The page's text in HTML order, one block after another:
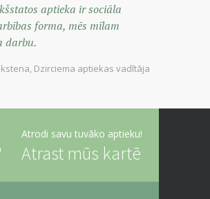
aptieka ir sociāla
forma, mēs mīlam
darbu.
Dzirciema aptiekas vadītāja
Atrodi savu tuvāko aptieku!
Atrast mūs kartē